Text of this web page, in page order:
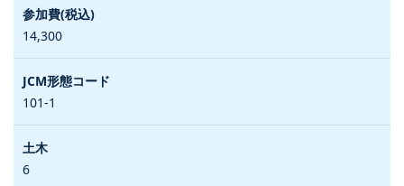
14,300
101-1
6